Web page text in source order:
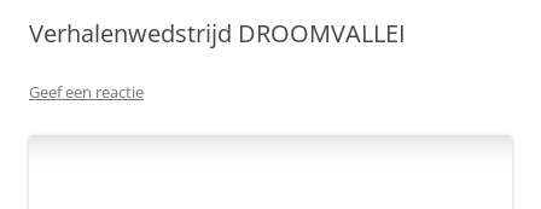
Verhalenwedstrijd DROOMVALLEI
Geef een reactie